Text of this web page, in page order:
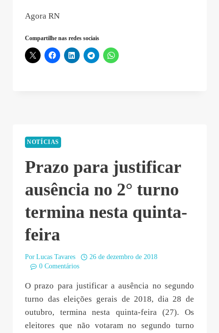
Agora RN
Compartilhe nas redes sociais
NOTÍCIAS
Prazo para justificar
ausência no 2° turno
termina nesta quinta-
feira
Por Lucas Tavares
26 de dezembro de 2018
0 Comentários
O prazo para justificar a ausência no segundo
turno das eleições gerais de 2018, dia 28 de
outubro, termina nesta quinta-feira (27). Os
eleitores que não votaram no segundo turno